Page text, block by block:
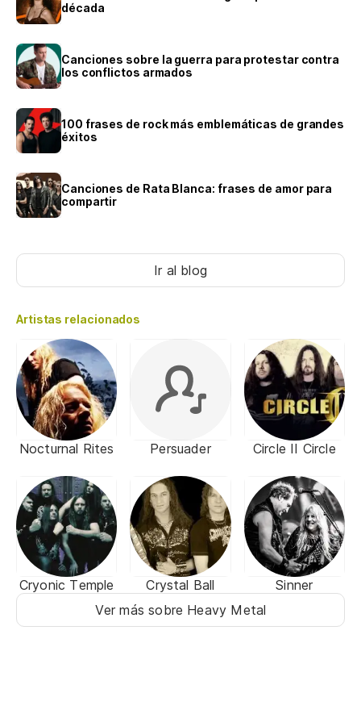
década
Canciones sobre la guerra para protestar contra
los conflictos armados
100 frases de rock más emblemáticas de grandes
éxitos
Canciones de Rata Blanca: frases de amor para
compartir
Ir al blog
Artistas relacionados
Nocturnal Rites Persuader Circle II Circle
Cryonic Temple Crystal Ball
Sinner
Ver más sobre Heavy Metal